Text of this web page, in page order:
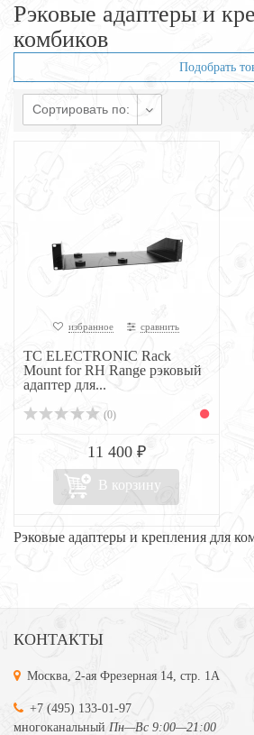
Рэковые адаптеры и
комбиков
Подобрать
Сортировать по:
избранное сравнить
TC ELECTRONIC Rack
Mount for RH Range рэковый
адаптер для...
(0)
11 400 ₽
В корзину
Рэковые адаптеры и крепления для
КОНТАКТЫ
Москва, 2-ая Фрезерная 14, стр. 1А
+7 (495) 133-01-97
многоканальный Пн—Вс 9:00—21:00